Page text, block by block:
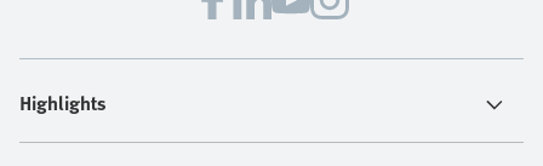
Highlights